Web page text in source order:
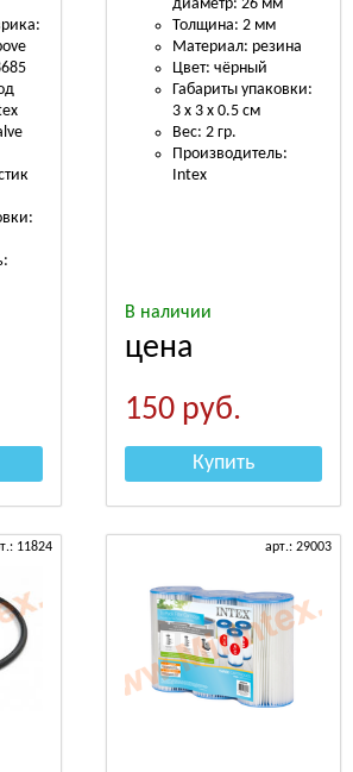
диаметр: 26 мм
Толщина: 2 мм
Материал: резина
Цвет: чёрный
Габариты упаковки:
3 х 3 х 0.5 см
Вес: 2 гр.
Производитель:
Intex
В наличии
цена
150 руб.
Купить
11824 арт.: 29003